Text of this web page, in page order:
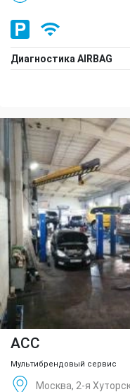
Диагностика AIRBAG
ACC
Мультибрендовый сервис
Москва, 2-я